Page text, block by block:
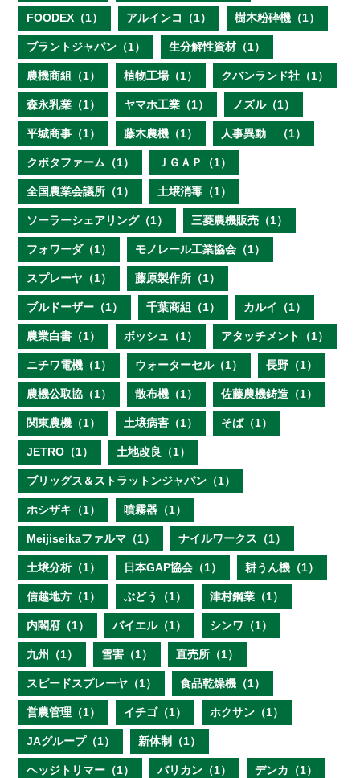
FOODEX（1） アルインコ（1） 樹木粉砕機（1）
ブラントジャパン（1） 生分解性資材（1）
農機商組（1） 植物工場（1） クバンランド社（1）
森永乳業（1） ヤマホ工業（1） ノズル（1）
平城商事（1） 藤木農機（1） 人事異動 （1）
クボタファーム（1） ＪＧＡＰ（1）
全国農業会議所（1） 土壌消毒（1）
ソーラーシェアリング（1） 三菱農機販売（1）
フォワーダ（1） モノレール工業協会（1）
スプレーヤ（1） 藤原製作所（1）
ブルドーザー（1） 千葉商組（1） カルイ（1）
農業白書（1） ボッシュ（1） アタッチメント（1）
ニチワ電機（1） ウォーターセル（1） 長野（1）
農機公取協（1） 散布機（1） 佐藤農機鋳造（1）
関東農機（1） 土壌病害（1） そば（1）
JETRO（1） 土地改良（1）
ブリッグス＆ストラットンジャパン（1）
ホシザキ（1） 噴霧器（1）
Meijiseikaファルマ（1） ナイルワークス（1）
土壌分析（1） 日本GAP協会（1） 耕うん機（1）
信越地方（1） ぶどう（1） 津村鋼業（1）
内閣府（1） バイエル（1） シンワ（1）
九州（1） 雪害（1） 直売所（1）
スピードスプレーヤ（1） 食品乾燥機（1）
営農管理（1） イチゴ（1） ホクサン（1）
JAグループ（1） 新体制（1）
ヘッジトリマー（1） バリカン（1） デンカ（1）